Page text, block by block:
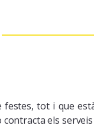
tot i que
els